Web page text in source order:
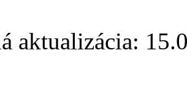
aktualizácia: